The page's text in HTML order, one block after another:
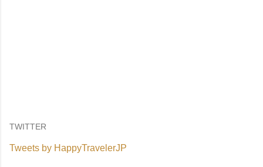
TWITTER
Tweets by HappyTravelerJP